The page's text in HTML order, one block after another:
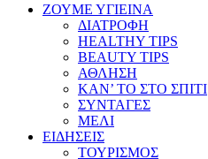
ΖΟΥΜΕ ΥΓΙΕΙΝΑ
ΔΙΑΤΡΟΦΗ
HEALTHY TIPS
BEAUTY TIPS
ΑΘΛΗΣΗ
ΚΑΝ’ ΤΟ ΣΤΟ ΣΠΙΤΙ
ΣΥΝΤΑΓΕΣ
ΜΕΛΙ
ΕΙΔΗΣΕΙΣ
ΤΟΥΡΙΣΜΟΣ